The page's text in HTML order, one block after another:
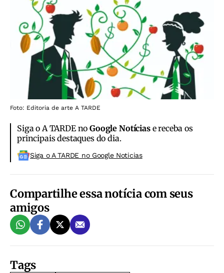
Foto: Editoria de arte A TARDE
Siga o A TARDE noGoogle Notíciase receba os
principais destaques do dia.
Siga o A TARDE no Google Noticias
Compartilhe essa notícia com seus
amigos
Tags